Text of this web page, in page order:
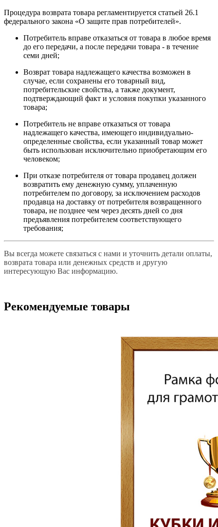
Процедура возврата товара регламентируется статьей 26.1
федерального закона «О защите прав потребителей».
Потребитель вправе отказаться от товара в любое время
до его передачи, а после передачи товара - в течение
семи дней;
Возврат товара надлежащего качества возможен в
случае, если сохранены его товарный вид,
потребительские свойства, а также документ,
подтверждающий факт и условия покупки указанного
товара;
Потребитель не вправе отказаться от товара
надлежащего качества, имеющего индивидуально-
определенные свойства, если указанный товар может
быть использован исключительно приобретающим его
человеком;
При отказе потребителя от товара продавец должен
возвратить ему денежную сумму, уплаченную
потребителем по договору, за исключением расходов
продавца на доставку от потребителя возвращенного
товара, не позднее чем через десять дней со дня
предъявления потребителем соответствующего
требования;
Вы всегда можете связаться с нами и уточнить детали оплаты,
возврата товара или денежных средств и другую
интересующую Вас информацию.
Рекомендуемые товары